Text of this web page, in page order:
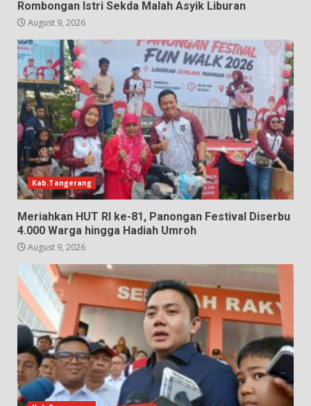
Rombongan Istri Sekda Malah Asyik Liburan
August 9, 2026
Kab.Tangerang
Meriahkan HUT RI ke-81, Panongan Festival Diserbu
4.000 Warga hingga Hadiah Umroh
August 9, 2026